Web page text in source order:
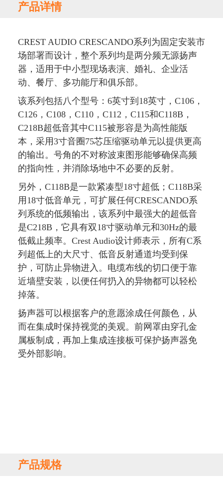
产品详情
CREST AUDIO CRESCANDO系列为固定安装市
场部署而设计，整个系列均是两分频无源扬声
器，适用于中小型现场表演、婚礼、企业活
动、餐厅、多功能厅和俱乐部。
该系列包括八个型号：6英寸到18英寸，C106，
C126，C108，C110，C112，C115和C118B，
C218B超低音其中C115被形容是为高性能版
本，采用3寸音圈75芯压缩驱动单元以提供更高
的输出。号角的不对称波束图形能够确保高频
的指向性，并消除场地中不必要的反射。
另外，C118B是一款紧凑型18寸超低；C118B采
用18寸低音单元，可扩展任何CRESCANDO系
列系统的低频输出，该系列中最强大的超低音
是C218B，它具有双18寸驱动单元和30Hz的最
低截止频率。Crest Audio设计师表示，所有C系
列超低上的大尺寸、低音反射通道均受到保
护，可防止异物进入。电缆布线的切口便于靠
近墙壁安装，以便任何扔入的异物都可以轻松
掉落。
扬声器可以根据客户的意愿涂成任何颜色，从
而在集成时保持视觉的美观。前网罩由穿孔金
属板制成，再加上集成连接板可保护扬声器免
受外部影响。
产品规格